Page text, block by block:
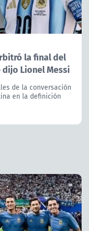
la final del
Lionel Messi
de la conversación
en la definición